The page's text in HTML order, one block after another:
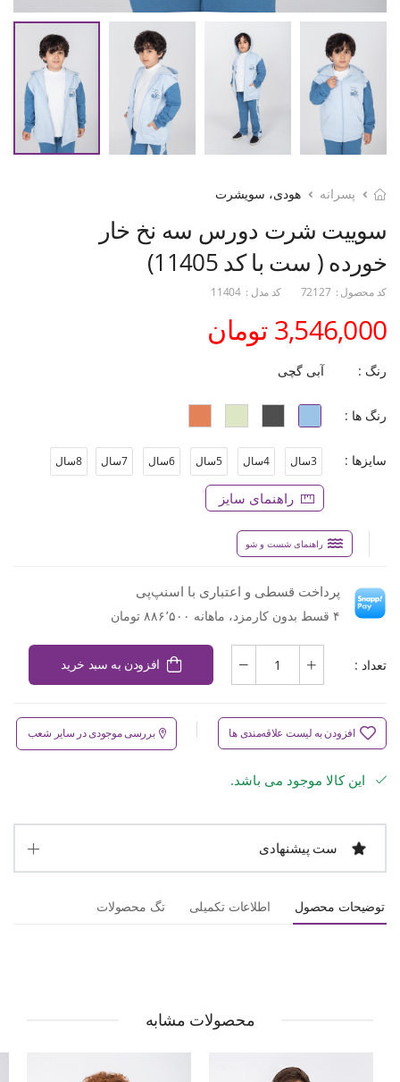
پسرانه هودی، سویشرت
سوییت شرت دورس سه نخ خار
خورده ( ست با کد 11405)
کد محصول : 72127 کد مدل : 11404
3,546,000 تومان
رنگ : آبی گچی
رنگ ها :
سایزها : 3سال 4سال 5سال 6سال 7سال 8سال
راهنمای سایز
راهنمای شست و شو
پرداخت قسطی و اعتباری با اسنپ‌پی
۴ قسط بدون کارمزد، ماهانه ۸۸۶٬۵۰۰ تومان
تعداد : افزودن به سبد خرید
افزودن به لیست علاقه‌مندی ها بررسی موجودی در سایر شعب
این کالا موجود می باشد.
ست پیشنهادی
توضیحات محصول اطلاعات تکمیلی تگ محصولات
محصولات مشابه